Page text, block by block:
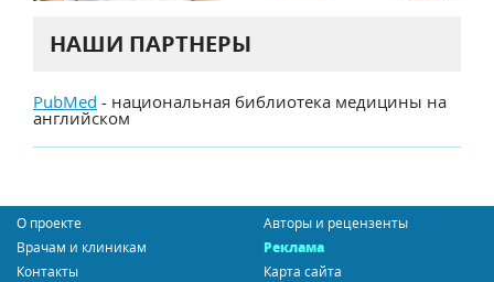
НАШИ ПАРТНЕРЫ
PubMed - национальная библиотека медицины на
английском
О проекте
Авторы и рецензенты
Врачам и клиникам
Реклама
Контакты
Карта сайта